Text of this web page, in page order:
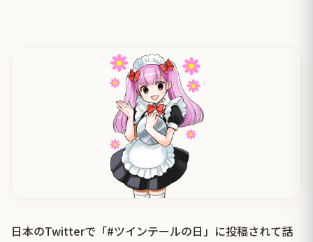
日本のTwitterで「#ツインテールの日」に投稿されて話